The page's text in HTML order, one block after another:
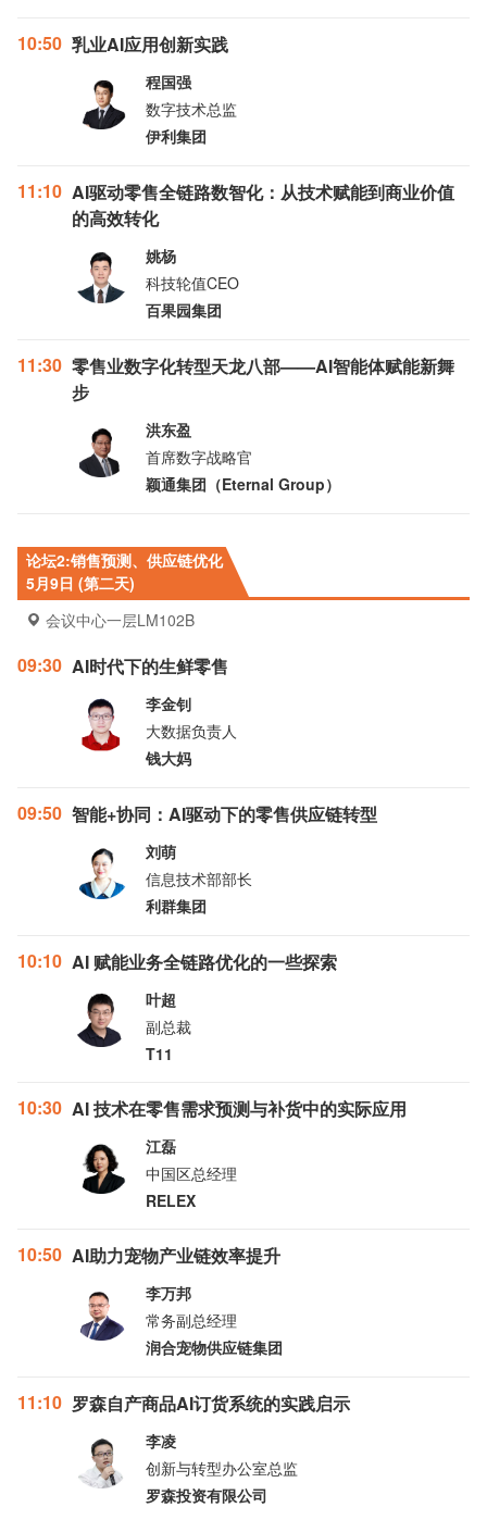
10:50 乳业AI应用创新实践
程国强
数字技术总监
伊利集团
11:10 AI驱动零售全链路数智化：从技术赋能到商业价值
的高效转化
姚杨
科技轮值CEO
百果园集团
11:30 零售业数字化转型天龙八部——AI智能体赋能新舞
步
洪东盈
首席数字战略官
颖通集团（Eternal Group）
论坛2:销售预测、供应链优化
5月9日 (第二天)
会议中心一层LM102B
09:30 AI时代下的生鲜零售
李金钊
大数据负责人
钱大妈
09:50 智能+协同：AI驱动下的零售供应链转型
刘萌
信息技术部部长
利群集团
10:10 AI 赋能业务全链路优化的一些探索
叶超
副总裁
T11
10:30 AI 技术在零售需求预测与补货中的实际应用
江磊
中国区总经理
RELEX
10:50 AI助力宠物产业链效率提升
李万邦
常务副总经理
润合宠物供应链集团
11:10 罗森自产商品AI订货系统的实践启示
李凌
创新与转型办公室总监
罗森投资有限公司